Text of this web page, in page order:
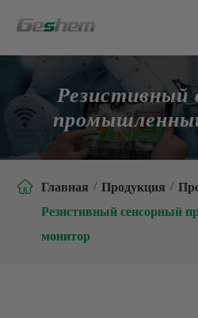
Резистивный
 Главная Продукция
Резистивный сенсорный
монитор